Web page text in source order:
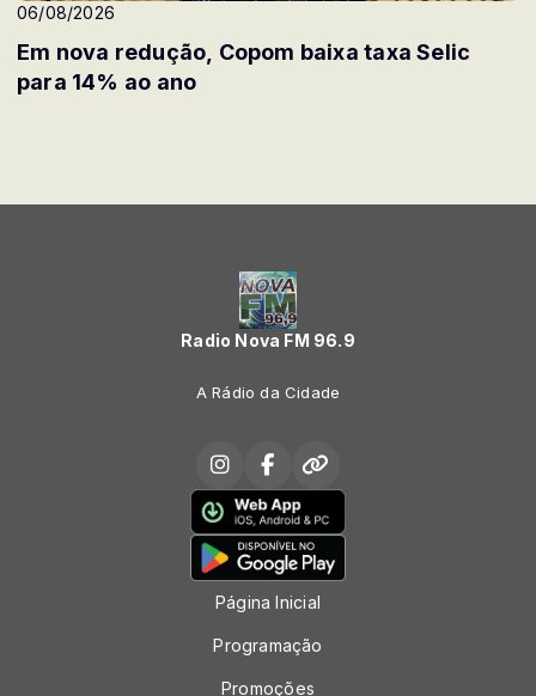
06/08/2026
Em nova redução, Copom baixa taxa Selic
para 14% ao ano
Radio Nova FM 96.9
A Rádio da Cidade
Página Inicial
Programação
Promoções